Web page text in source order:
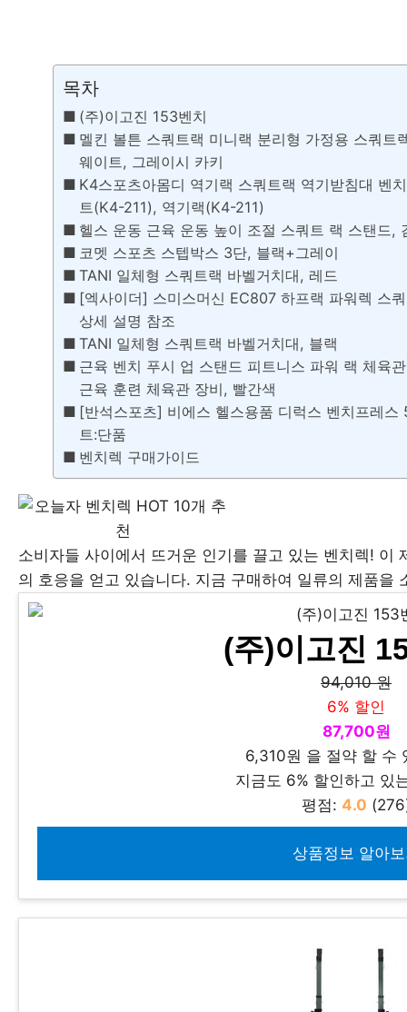
목차
(주)이고진 153벤치
멜킨 볼튼 스쿼트랙 미니랙 분리형 가정용 스쿼트
웨이트, 그레이시 카키
K4스포츠아몸디 역기랙 스쿼트랙 역기받침대 벤
트(K4-211), 역기랙(K4-211)
헬스 운동 근육 운동 높이 조절 스쿼트 랙 스탠드,
코멧 스포츠 스텝박스 3단, 블랙+그레이
TANI 일체형 스쿼트랙 바벨거치대, 레드
[엑사이더] 스미스머신 EC807 하프랙 파워렉 스
상세 설명 참조
TANI 일체형 스쿼트랙 바벨거치대, 블랙
근육 벤치 푸시 업 스탠드 피트니스 파워 랙 체육
근육 훈련 체육관 장비, 빨간색
[반석스포츠] 비에스 헬스용품 디럭스 벤치프레
트:단품
벤치렉 구매가이드
소비자들 사이에서 뜨거운 인기를 끌고 있는 벤치렉! 이
의 호응을 얻고 있습니다. 지금 구매하여 일류의 제품을
(주)이고진
94,010 원
6% 할인
87,700원
6,310원 을 절약 할 수
지금도 6% 할인하고 있
평점: 4.0
상품정보 알아